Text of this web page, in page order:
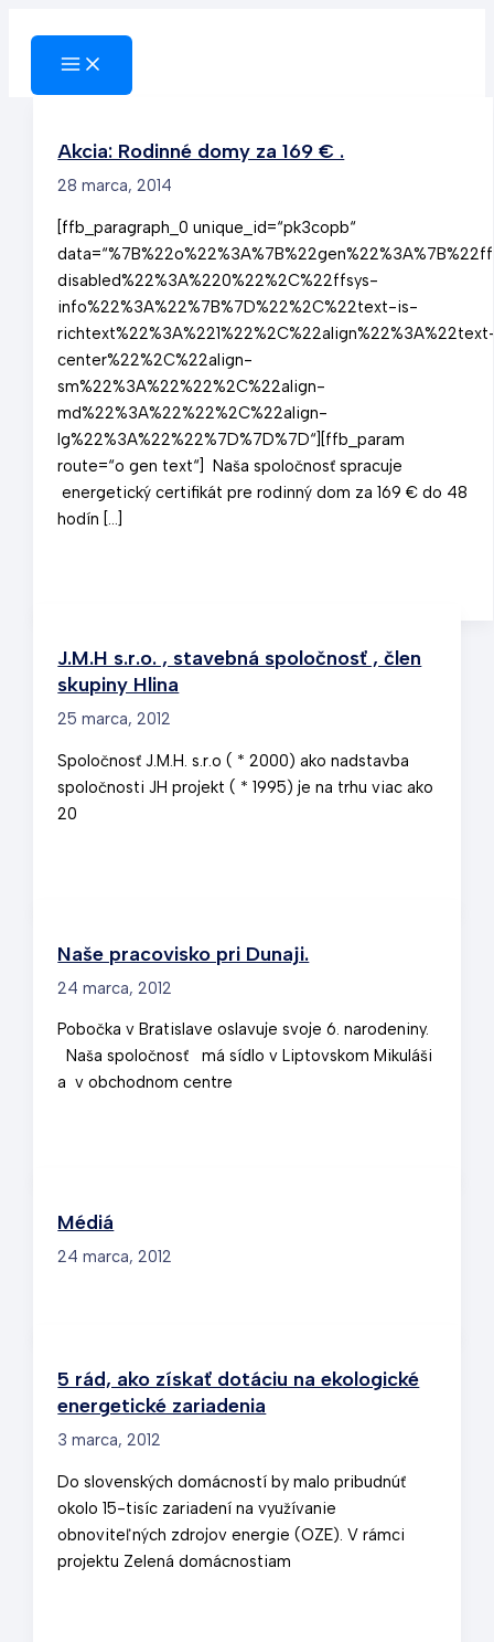
Akcia: Rodinné domy za 169 € .
28 marca, 2014
[ffb_paragraph_0 unique_id=“pk3copb“
disabled%22%3A%220%22%2C%22ffsys-
info%22%3A%22%7B%7D%22%2C%22text-is-
center%22%2C%22align-
sm%22%3A%22%22%2C%22align-
md%22%3A%22%22%2C%22align-
lg%22%3A%22%22%7D%7D%7D“][ffb_param
route=“o gen text“] Naša spoločnosť spracuje
energetický certifikát pre rodinný dom za 169 € do 48
hodín […]
J.M.H s.r.o. , stavebná spoločnosť , člen
skupiny Hlina
25 marca, 2012
Spoločnosť J.M.H. s.r.o ( * 2000) ako nadstavba
spoločnosti JH projekt ( * 1995) je na trhu viac ako
20
Naše pracovisko pri Dunaji.
24 marca, 2012
Pobočka v Bratislave oslavuje svoje 6. narodeniny.
Naša spoločnosť má sídlo v Liptovskom Mikuláši
a v obchodnom centre
Médiá
24 marca, 2012
5 rád, ako získať dotáciu na ekologické
energetické zariadenia
3 marca, 2012
Do slovenských domácností by malo pribudnúť
okolo 15-tisíc zariadení na využívanie
obnoviteľných zdrojov energie (OZE). V rámci
projektu Zelená domácnostiam